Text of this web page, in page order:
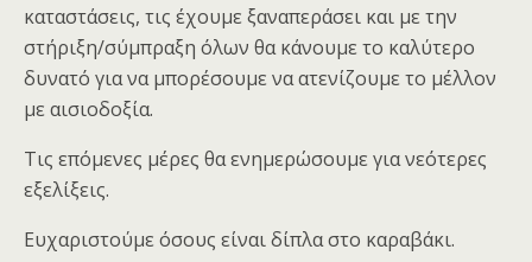
καταστάσεις, τις έχουμε ξαναπεράσει και με την
στήριξη/σύμπραξη όλων θα κάνουμε το καλύτερο
δυνατό για να μπορέσουμε να ατενίζουμε το μέλλον
με αισιοδοξία.
Τις επόμενες μέρες θα ενημερώσουμε για νεότερες
εξελίξεις.
Ευχαριστούμε όσους είναι δίπλα στο καραβάκι.